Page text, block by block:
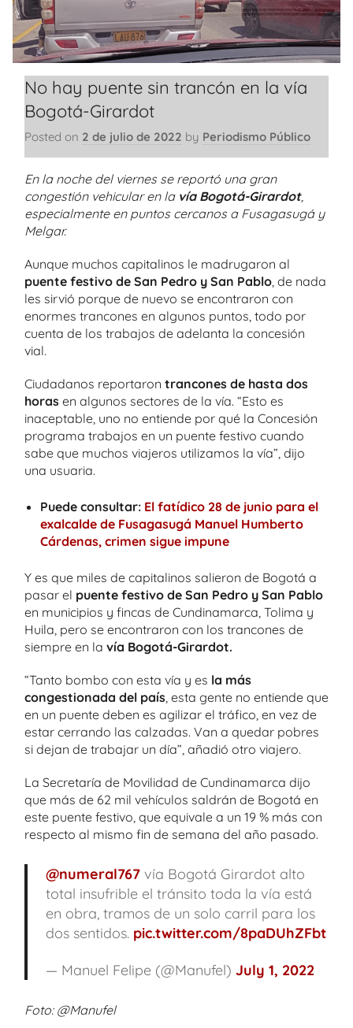
No hay puente sin trancón en la vía
Bogotá-Girardot
Posted on 2 de julio de 2022 by Periodismo Público
En la noche del viernes se reportó una gran
congestión vehicular en la vía Bogotá-Girardot,
especialmente en puntos cercanos a Fusagasugá y
Melgar.
Aunque muchos capitalinos le madrugaron al
puente festivo de San Pedro y San Pablo , de nada
les sirvió porque de nuevo se encontraron con
enormes trancones en algunos puntos, todo por
cuenta de los trabajos de adelanta la concesión
vial.
Ciudadanos reportaron trancones de hasta dos
horas en algunos sectores de la vía. “Esto es
inaceptable, uno no entiende por qué la Concesión
programa trabajos en un puente festivo cuando
sabe que muchos viajeros utilizamos la vía”, dijo
una usuaria.
Puede consultar: El fatídico 28 de junio para el
exalcalde de Fusagasugá Manuel Humberto
Cárdenas, crimen sigue impune
Y es que miles de capitalinos salieron de Bogotá a
pasar el puente festivo de San Pedro y San Pablo
en municipios y fincas de Cundinamarca, Tolima y
Huila, pero se encontraron con los trancones de
siempre en la vía Bogotá-Girardot.
“Tanto bombo con esta vía y es la más
congestionada del país , esta gente no entiende que
en un puente deben es agilizar el tráfico, en vez de
estar cerrando las calzadas. Van a quedar pobres
si dejan de trabajar un día”, añadió otro viajero.
La Secretaría de Movilidad de Cundinamarca dijo
que más de 62 mil vehículos saldrán de Bogotá en
este puente festivo, que equivale a un 19 % más con
respecto al mismo fin de semana del año pasado.
@numeral767vía Bogotá Girardot alto
total insufrible el tránsito toda la vía está
en obra, tramos de un solo carril para los
dos sentidos. pic.twitter.com/8paDUhZFbt
— Manuel Felipe (@Manufel) July 1, 2022
Foto: @Manufel